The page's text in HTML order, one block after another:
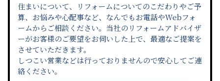
住まいについて、リフォームについてのこだわりやご予
算、お悩みや心配事など、なんでもお電話やWebフォ
ームからご相談ください。当社のリフォームアドバイザ
ーがお客様のご要望をお伺いした上で、最適なご提案を
させていただきます。
しつこい営業などは行っておりませんので安心してご連
絡ください。